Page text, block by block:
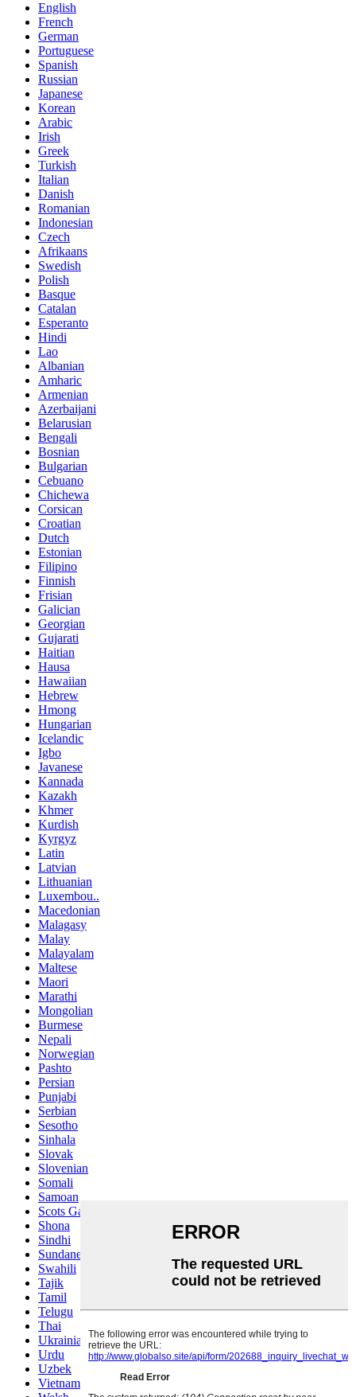
English
French
German
Portuguese
Spanish
Russian
Japanese
Korean
Arabic
Irish
Greek
Turkish
Italian
Danish
Romanian
Indonesian
Czech
Afrikaans
Swedish
Polish
Basque
Catalan
Esperanto
Hindi
Lao
Albanian
Amharic
Armenian
Azerbaijani
Belarusian
Bengali
Bosnian
Bulgarian
Cebuano
Chichewa
Corsican
Croatian
Dutch
Estonian
Filipino
Finnish
Frisian
Galician
Georgian
Gujarati
Haitian
Hausa
Hawaiian
Hebrew
Hmong
Hungarian
Icelandic
Igbo
Javanese
Kannada
Kazakh
Khmer
Kurdish
Kyrgyz
Latin
Latvian
Lithuanian
Luxembou..
Macedonian
Malagasy
Malay
Malayalam
Maltese
Maori
Marathi
Mongolian
Burmese
Nepali
Norwegian
Pashto
Persian
Punjabi
Serbian
Sesotho
Sinhala
Slovak
Slovenian
Somali
Samoan
Scots Gaelic
Shona
Sindhi
Sundanese
Swahili
Tajik
Tamil
Telugu
Thai
Ukrainian
Urdu
Uzbek
Vietnamese